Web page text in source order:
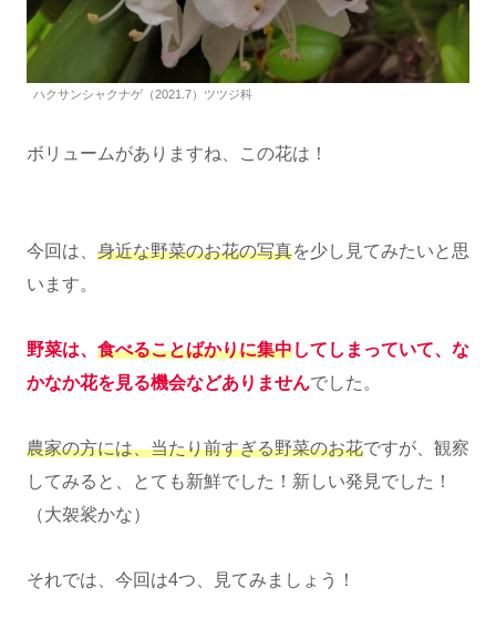
ハクサンシャクナゲ（2021.7）ツツジ科
ボリュームがありますね、この花は！
今回は、 身近な野菜のお花の写真を少し見てみたいと思
います。
野菜は、 食べることばかりに集中してしまっていて、な
かなか花を見る機会などありませんでした。
農家の方には、当たり前すぎる野菜のお花ですが、観察
してみると、とても新鮮でした！新しい発見でした！
（大袈裟かな）
それでは、今回は4つ、見てみましょう！